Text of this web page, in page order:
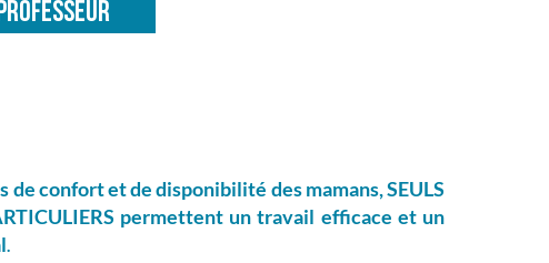
de confort et de disponibilité des mamans, SEULS
permettent un travail efficace et un
.